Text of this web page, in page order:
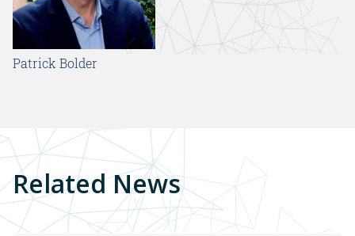
Patrick Bolder
Related News